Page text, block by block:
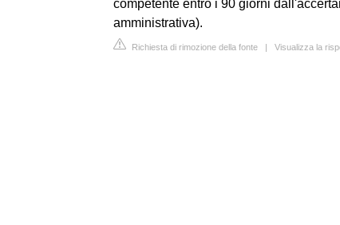
competente entro i 90 giorni
amministrativa).
Richiesta di rimozione della fonte | Visualizza la